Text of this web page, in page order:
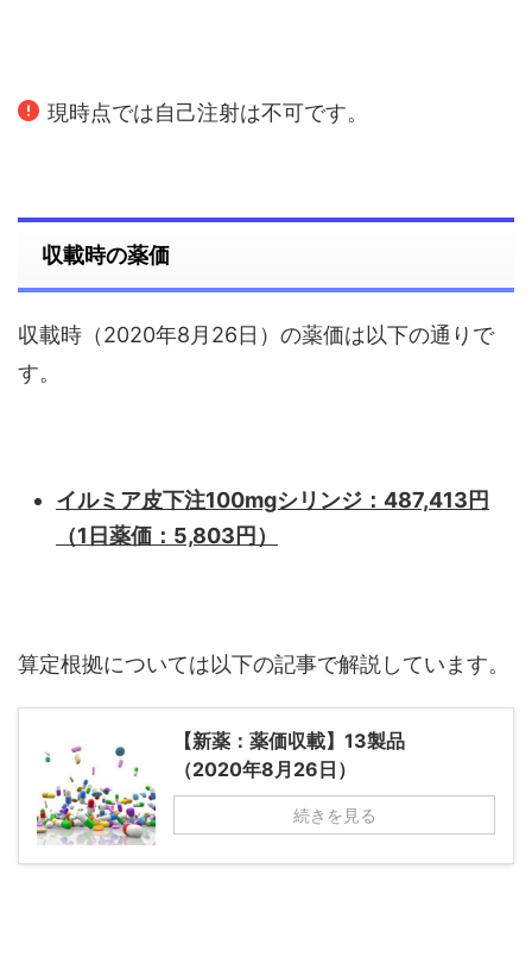
現時点では自己注射は不可です。
収載時の薬価
収載時（2020年8月26日）の薬価は以下の通りで
す。
イルミア皮下注100mgシリンジ：487,413円
（1日薬価：5,803円）
算定根拠については以下の記事で解説しています。
【新薬：薬価収載】13製品
（2020年8月26日）
続きを見る